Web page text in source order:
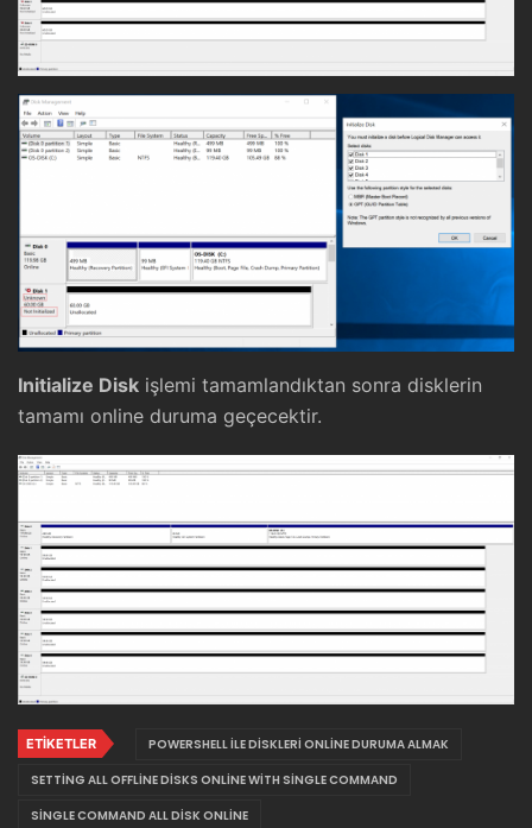
Initialize Disk işlemi tamamlandıktan sonra disklerin
tamamı online duruma geçecektir.
ETIKETLER
POWERSHELL ILE DISKLERI ONLINE DURUMA ALMAK
SETTING ALL OFFLINE DISKS ONLINE WITH SINGLE COMMAND
SINGLE COMMAND ALL DISK ONLINE